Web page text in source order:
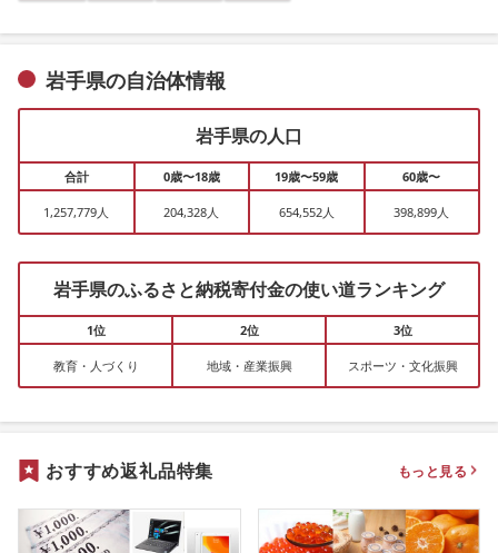
岩手県の自治体情報
岩手県の人口
合計
1,257,779人
0歳〜18歳
204,328人
19歳〜59歳
654,552人
60歳〜
398,899人
岩手県のふるさと納税寄付金の使い道ランキング
1位
教育・人づくり
2位
地域・産業振興
3位
スポーツ・文化振興
おすすめ返礼品特集 もっと見る